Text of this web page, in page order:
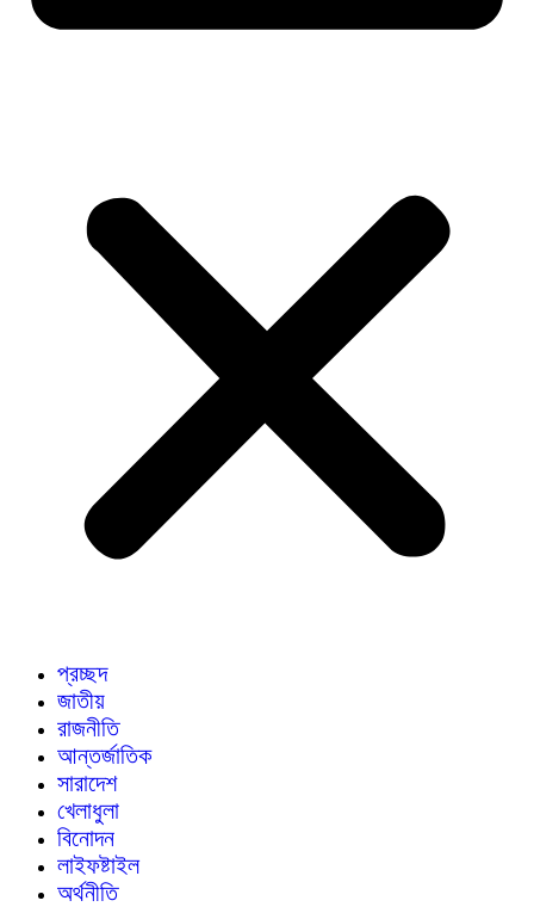
প্রচ্ছদ
জাতীয়
রাজনীতি
আন্তর্জাতিক
সারাদেশ
খেলাধুলা
বিনোদন
লাইফষ্টাইল
অর্থনীতি